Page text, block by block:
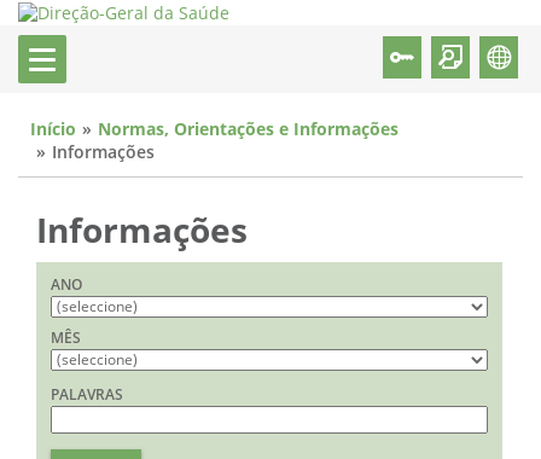
Início
Normas, Orientações e Informações
Informações
Informações
ANO
MÊS
PALAVRAS